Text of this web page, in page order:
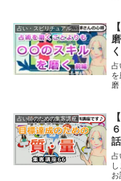
占い・スピリチュアルビジネス
く
占
占い師のための集客講座
話
占
お